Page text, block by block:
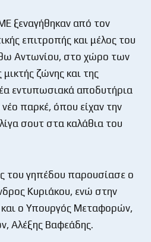
ξεναγήθηκαν από τον
επιτροπής και μέλος του
Αντωνίου, στο χώρο των
ζώνης και της
εντυπωσιακά αποδυτήρια
παρκέ, όπου είχαν την
σουτ στα καλάθια του
του γηπέδου παρουσίασε ο
Κυριάκου, ενώ στην
και ο Υπουργός Μεταφορών,
Αλέξης Βαφεάδης.